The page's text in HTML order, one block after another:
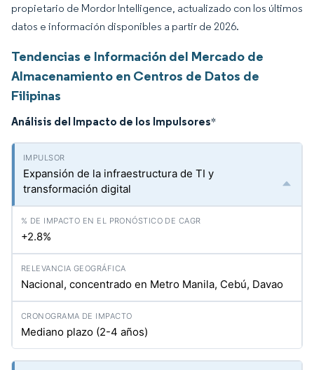
propietario de Mordor Intelligence, actualizado con los últimos
datos e información disponibles a partir de 2026.
Tendencias e Información del Mercado de
Almacenamiento en Centros de Datos de
Filipinas
Análisis del Impacto de los Impulsores*
Expansión de la infraestructura de TI y
transformación digital
+2.8%
Nacional, concentrado en Metro Manila, Cebú, Davao
Mediano plazo (2-4 años)